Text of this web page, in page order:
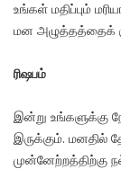
உங்கள் மதிப்பும்
மன அழுத்தத்தைக்
ரிஷபம்
இன்று உங்களுக்கு
இருக்கும். மனதில்
முன்னேற்றத்திற்கு